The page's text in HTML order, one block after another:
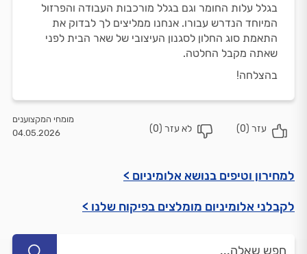
בגלל עלות החומר וגם בגלל מורכבות העבודה והפרזול
המיוחד הנדרש עבורו. אנחנו ממליצים לך לבדוק את
התאמת סוג החלון לסגנון העיצובי של שאר הבית לפני
שאתה מקבל החלטה.
בהצלחה!
0
)
0
)
מומחי המקצוענים
04.05.2026
למחירון וטיפים בנושא אלומיניום >
לקבלני אלומיניום מומלצים בפיקוח שלנו >